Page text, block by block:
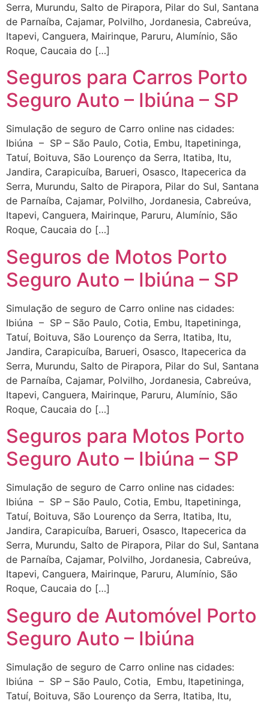
Serra, Murundu, Salto de Pirapora, Pilar do Sul, Santana
de Parnaíba, Cajamar, Polvilho, Jordanesia, Cabreúva,
Itapevi, Canguera, Mairinque, Paruru, Alumínio, São
Roque, Caucaia do […]
Seguros para Carros Porto
Seguro Auto – Ibiúna – SP
Simulação de seguro de Carro online nas cidades:
Ibiúna – SP – São Paulo, Cotia, Embu, Itapetininga,
Tatuí, Boituva, São Lourenço da Serra, Itatiba, Itu,
Jandira, Carapicuíba, Barueri, Osasco, Itapecerica da
Serra, Murundu, Salto de Pirapora, Pilar do Sul, Santana
de Parnaíba, Cajamar, Polvilho, Jordanesia, Cabreúva,
Itapevi, Canguera, Mairinque, Paruru, Alumínio, São
Roque, Caucaia do […]
Seguros de Motos Porto
Seguro Auto – Ibiúna – SP
Simulação de seguro de Carro online nas cidades:
Ibiúna – SP – São Paulo, Cotia, Embu, Itapetininga,
Tatuí, Boituva, São Lourenço da Serra, Itatiba, Itu,
Jandira, Carapicuíba, Barueri, Osasco, Itapecerica da
Serra, Murundu, Salto de Pirapora, Pilar do Sul, Santana
de Parnaíba, Cajamar, Polvilho, Jordanesia, Cabreúva,
Itapevi, Canguera, Mairinque, Paruru, Alumínio, São
Roque, Caucaia do […]
Seguros para Motos Porto
Seguro Auto – Ibiúna – SP
Simulação de seguro de Carro online nas cidades:
Ibiúna – SP – São Paulo, Cotia, Embu, Itapetininga,
Tatuí, Boituva, São Lourenço da Serra, Itatiba, Itu,
Jandira, Carapicuíba, Barueri, Osasco, Itapecerica da
Serra, Murundu, Salto de Pirapora, Pilar do Sul, Santana
de Parnaíba, Cajamar, Polvilho, Jordanesia, Cabreúva,
Itapevi, Canguera, Mairinque, Paruru, Alumínio, São
Roque, Caucaia do […]
Seguro de Automóvel Porto
Seguro Auto – Ibiúna
Simulação de seguro de Carro online nas cidades:
Ibiúna – SP – São Paulo, Cotia, Embu, Itapetininga,
Tatuí, Boituva, São Lourenço da Serra, Itatiba, Itu,